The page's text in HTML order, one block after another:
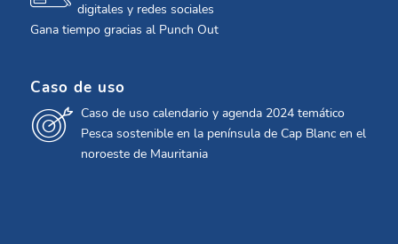
digitales y redes sociales
Gana tiempo gracias al Punch Out
Caso de uso
Caso de uso calendario y agenda 2024 temático
Pesca sostenible en la península de Cap Blanc en el
noroeste de Mauritania